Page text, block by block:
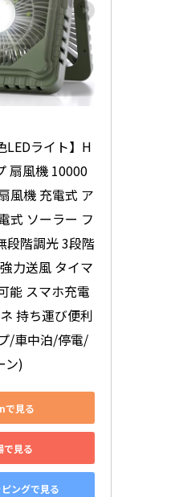
LEDライト】H
扇風機 10000
風機 充電式 ア
式 ソーラー フ
段階調光 3段階
力送風 タイマ
能 スマホ充電
持ち運び便利
/車中泊/停電/
ン)
見る
で見る
ングで見る